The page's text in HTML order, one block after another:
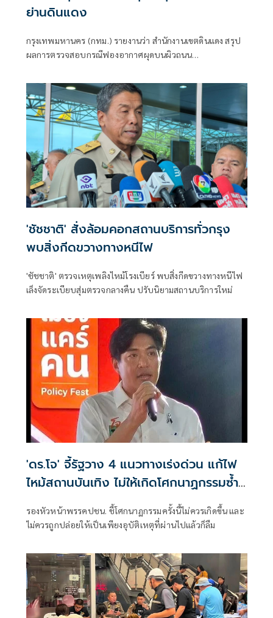
ย่านดินแดง
กรุงเทพมหานคร (กทม.) รายงานว่า สำนักงานเขตดินแดง สรุป
ผลการตรวจสอบกรณีฟองอากาศผุดบนผิวถนน
'ชัชชาติ' สั่งล้อมคอกสถานบริการทั่วกรุง
พบสิ่งกีดขวางทางหนีไฟ
'ชัชชาติ' ตรวจเหตุเพลิงไหม้โรงเบียร์ พบสิ่งกีดขวางทางหนีไฟ
เล็งจัดระเบียบสุ่มตรวจกลางคืน ปรับนิยามสถานบริการใหม่
'ดร.โจ' จี้รัฐวาง 4 แนวทางเร่งด่วน แก้ไฟ
ไหม้สถานบันเทิง ไม่ให้เกิดโศกนาฏกรรมซ้ำ
รองหัวหน้าพรรคปชน. ชี้โศกนาฏกรรมครั้งนี้ไม่ควรเกิดขึ้น และ
ไม่ควรถูกปล่อยให้เป็นเพียงอุบัติเหตุที่ผ่านไปแล้วก็ลืม